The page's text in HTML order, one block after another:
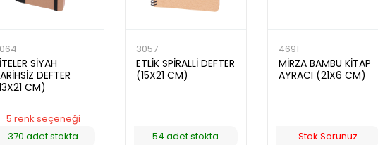
SİYAH
DEFTER
CM)
5 renk seçeneği
370 adet stokta
3057
ETLİK SPİRALLİ DEFTER
(15X21 CM)
54 adet stokta
4691
MİRZA BAMBU KİTAP
AYRACI (21X6 CM)
Stok Sorunuz